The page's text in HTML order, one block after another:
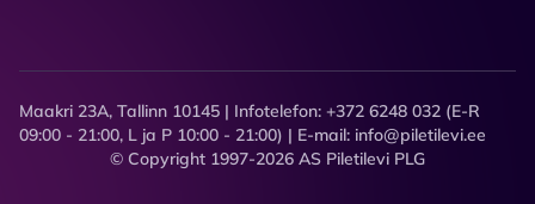
Maakri 23A, Tallinn 10145 | Infotelefon: +372 6248 032 (E-R
09:00 - 21:00, L ja P 10:00 - 21:00) | E-mail: info@piletilevi.ee
© Copyright 1997-2026 AS Piletilevi PLG